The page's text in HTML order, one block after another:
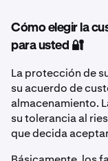
Cómo elegir la
para usted 🔐
La protección de
su acuerdo de
almacenamiento.
su tolerancia al
que decida